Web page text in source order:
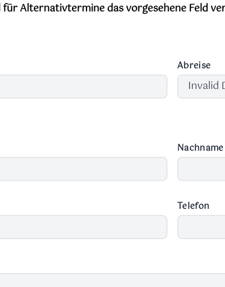
Alternativtermine das vorgesehene Feld
Abreise
Nachname
Telefon